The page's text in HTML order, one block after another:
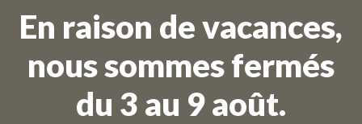
En raison de vacances,
nous sommes fermés
du 3 au 9 août.